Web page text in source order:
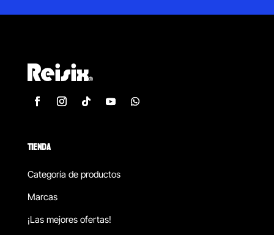
TIENDA
Categoría de productos
Marcas
¡Las mejores ofertas!